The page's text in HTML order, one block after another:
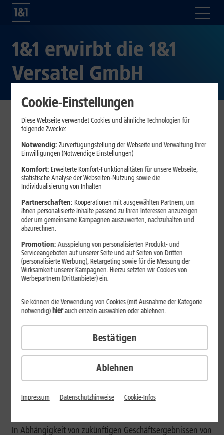
1&1 erwirbt die 1&1
Versatel GmbH
Montabaur, 21. November 2025
0005545503), ein führender Anbieter innovativer
Telekommunikationslösungen, hat heute per Ad-hoc-
Mitteilung bekannt gegeben, dass sie eine Vereinbarung
zum Erwerb der 1&1 Versatel GmbH, Düsseldorf,
Versatel“) von ihrer Mehrheitsaktionärin, der United
Internet AG, unterzeichnet hat. Die Transaktion erfolgt
durch den Kauf sämtlicher Aktien der United Internet
Management Holding SE, Montabaur, der
Alleingesellschafterin von Versatel. Der 1&1 Aufsichtsrat hat
dem Abschluss des Aktienkaufvertrags heute zugestimmt.
Der Kaufpreis für den Anteilserwerb beträgt ca. 1,3
Milliarden Euro. Dafür übernimmt 1&1 die Versatel mit
Netzinfrastruktur und Schulden, inkl. ca. 950 Mio. Euro
Darlehensverbindlichkeiten gegenüber United Internet.
des Erwerbs durch eine Garantie der 1&1 abgesichert.
Die Begleichung des Kaufpreises erfolgt durch Aufrechnung
mit bestehenden Cash-Management-Forderungen von 1&1
führt die Transaktion bei 1&1 gegenwärtig nicht zu einem
In Abhängigkeit von zukünftigen Geschäftsergebnissen von
Cookie-Einstellungen
Diese Webseite verwendet Cookies und ähnliche Technologien für
folgende Zwecke:
Notwendig: Zurverfügungstellung der Webseite und Verwaltung Ihrer
Einwilligungen (Notwendige Einstellungen)
Komfort: Erweiterte Komfort-Funktionalitäten für unsere Webseite,
statistische Analyse der Webseiten-Nutzung sowie die
Individualisierung von Inhalten
Partnerschaften: Kooperationen mit ausgewählten Partnern, um
Ihnen personalisierte Inhalte passend zu Ihren Interessen anzuzeigen
oder um gemeinsame Kampagnen auszuwerten, nachzuhalten und
abzurechnen.
Promotion:Ausspielung von personalisierten Produkt- und
Serviceangeboten auf unserer Seite und auf Seiten von Dritten
(personalisierte Werbung), Retargeting sowie für die Messung der
Wirksamkeit unserer Kampagnen. Hierzu setzten wir Cookies von
Werbepartnern (Drittanbieter) ein.
Ablehnen
Sie können die Verwendung von Cookies (mit Ausnahme der Kategorie
notwendig) hierauch einzeln auswählen oder ablehnen.
Bestätigen
Impressum Datenschutzhinweise Cookie-Infos